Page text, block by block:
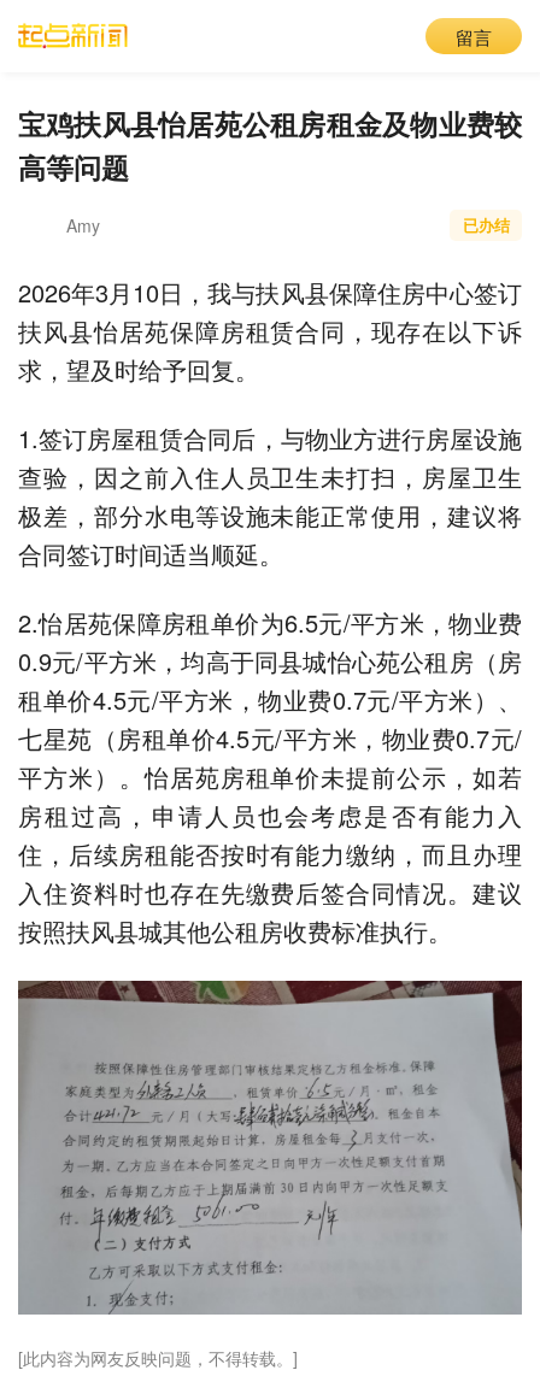
留言
宝鸡扶风县怡居苑公租房租金及物业费较
高等问题
Amy 已办结
2026年3月10日，我与扶风县保障住房中心签订
扶风县怡居苑保障房租赁合同，现存在以下诉
求，望及时给予回复。
1.签订房屋租赁合同后，与物业方进行房屋设施
查验，因之前入住人员卫生未打扫，房屋卫生
极差，部分水电等设施未能正常使用，建议将
合同签订时间适当顺延。
2.怡居苑保障房租单价为6.5元/平方米，物业费
0.9元/平方米，均高于同县城怡心苑公租房（房
租单价4.5元/平方米，物业费0.7元/平方米）、
七星苑（房租单价4.5元/平方米，物业费0.7元/
平方米）。怡居苑房租单价未提前公示，如若
房租过高，申请人员也会考虑是否有能力入
住，后续房租能否按时有能力缴纳，而且办理
入住资料时也存在先缴费后签合同情况。建议
按照扶风县城其他公租房收费标准执行。
[此内容为网友反映问题，不得转载。]